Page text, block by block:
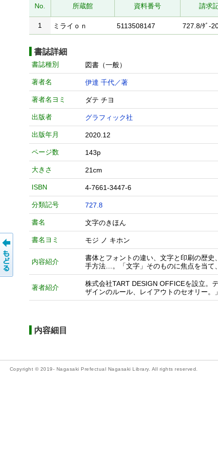
No. 所蔵館 資料番号 請求
1 ミライｏｎ 5113508147 727.8/ﾀﾞ-
書誌詳細
書誌種別 図書（一般）
著者名 伊達 千代／著
著者名ヨミ ダテ チヨ
出版者 グラフィック社
出版年月 2020.12
ページ数 143p
大きさ 21cm
ISBN 4-7661-3447-6
分類記号 727.8
書名 文字のきほん
書名ヨミ モジ ノ キホン
内容紹介
書体とフォントの違い、文字と印刷の歴
手方法…。「文字」そのものに焦点を当て
著者紹介
株式会社TART DESIGN OFFICEを設立。
ザインのルール、レイアウトのセオリー。
内容細目
Copyright © 2019- Nagasaki Prefectual Nagasaki Library. All rights reserved.